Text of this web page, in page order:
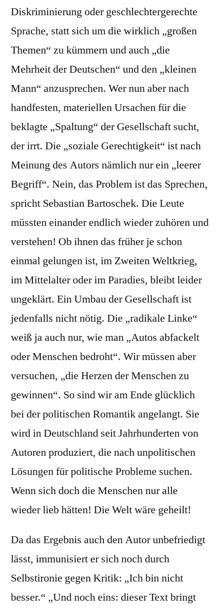
Diskriminierung oder geschlechtergerechte
Sprache, statt sich um die wirklich „großen
Themen“ zu kümmern und auch „die
Mehrheit der Deutschen“ und den „kleinen
Mann“ anzusprechen. Wer nun aber nach
handfesten, materiellen Ursachen für die
beklagte „Spaltung“ der Gesellschaft sucht,
der irrt. Die „soziale Gerechtigkeit“ ist nach
Meinung des Autors nämlich nur ein „leerer
Begriff“. Nein, das Problem ist das Sprechen,
spricht Sebastian Bartoschek. Die Leute
müssten einander endlich wieder zuhören und
verstehen! Ob ihnen das früher je schon
einmal gelungen ist, im Zweiten Weltkrieg,
im Mittelalter oder im Paradies, bleibt leider
ungeklärt. Ein Umbau der Gesellschaft ist
jedenfalls nicht nötig. Die „radikale Linke“
weiß ja auch nur, wie man „Autos abfackelt
oder Menschen bedroht“. Wir müssen aber
versuchen, „die Herzen der Menschen zu
gewinnen“. So sind wir am Ende glücklich
bei der politischen Romantik angelangt. Sie
wird in Deutschland seit Jahrhunderten von
Autoren produziert, die nach unpolitischen
Lösungen für politische Probleme suchen.
Wenn sich doch die Menschen nur alle
wieder lieb hätten! Die Welt wäre geheilt!
Da das Ergebnis auch den Autor unbefriedigt
lässt, immunisiert er sich noch durch
Selbstironie gegen Kritik: „Ich bin nicht
besser.“ „Und noch eins: dieser Text bringt